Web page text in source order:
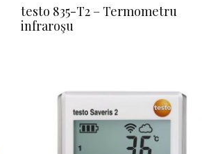
testo 835-T2 – Termometru
infraroşu